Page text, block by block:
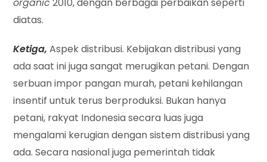
organic 2010, dengan berbagai perbaikan seperti
diatas.
Ketiga, Aspek distribusi. Kebijakan distribusi yang
ada saat ini juga sangat merugikan petani. Dengan
serbuan impor pangan murah, petani kehilangan
insentif untuk terus berproduksi. Bukan hanya
petani, rakyat Indonesia secara luas juga
mengalami kerugian dengan sistem distribusi yang
ada. Secara nasional juga pemerintah tidak